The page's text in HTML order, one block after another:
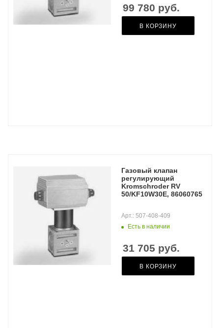
99 780 руб.
В КОРЗИНУ
Газовый клапан
регулирующий
Kromschroder RV
50/KF10W30E, 86060765
Есть в наличии
Арт.: 507-408-409
31 705 руб.
В КОРЗИНУ